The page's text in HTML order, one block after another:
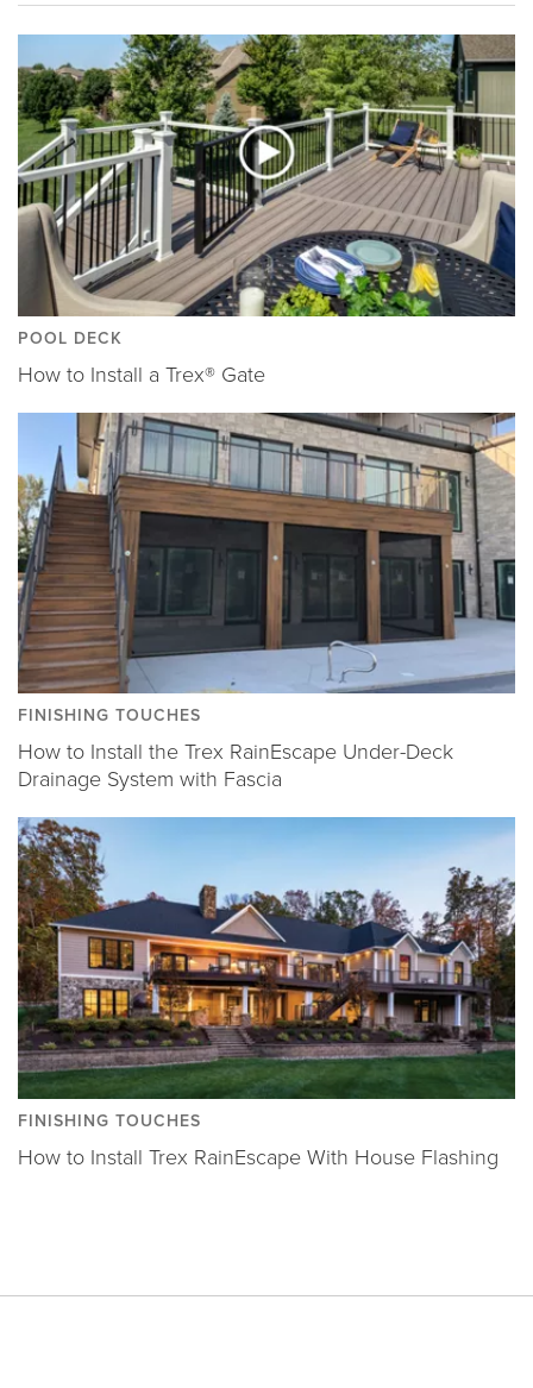
POOL DECK
How to Install a Trex® Gate
FINISHING TOUCHES
How to Install the Trex RainEscape Under-Deck
Drainage System with Fascia
FINISHING TOUCHES
How to Install Trex RainEscape With House Flashing